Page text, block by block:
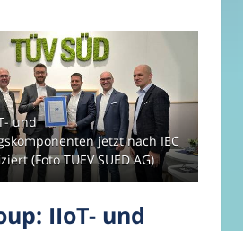
und
jetzt nach IEC
(Foto TUEV SUED AG)
IIoT- und